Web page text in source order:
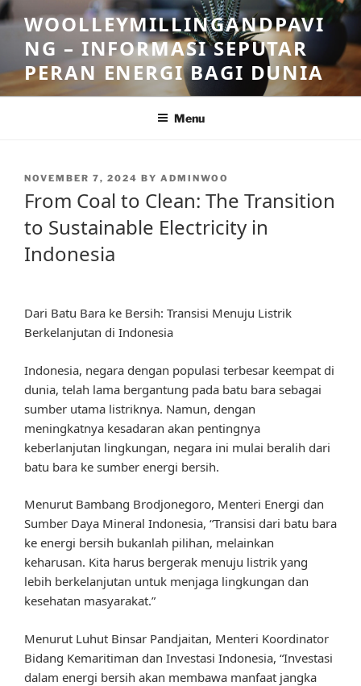
Skip
to
content
WOOLLEYMILLINGANDPAVI
NG – INFORMASI SEPUTAR
PERAN ENERGI BAGI DUNIA
Menu
POSTED
NOVEMBER 7, 2024 BY ADMINWOO
From Coal to Clean: The Transition
to Sustainable Electricity in
Indonesia
Dari Batu Bara ke Bersih: Transisi Menuju Listrik
Berkelanjutan di Indonesia
Indonesia, negara dengan populasi terbesar keempat di
dunia, telah lama bergantung pada batu bara sebagai
sumber utama listriknya. Namun, dengan
meningkatnya kesadaran akan pentingnya
keberlanjutan lingkungan, negara ini mulai beralih dari
batu bara ke sumber energi bersih.
Menurut Bambang Brodjonegoro, Menteri Energi dan
Sumber Daya Mineral Indonesia, “Transisi dari batu bara
ke energi bersih bukanlah pilihan, melainkan
keharusan. Kita harus bergerak menuju listrik yang
lebih berkelanjutan untuk menjaga lingkungan dan
kesehatan masyarakat.”
Menurut Luhut Binsar Pandjaitan, Menteri Koordinator
Bidang Kemaritiman dan Investasi Indonesia, “Investasi
dalam energi bersih akan membawa manfaat jangka